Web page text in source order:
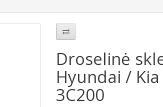
Droselinė
Hyundai /
3C200